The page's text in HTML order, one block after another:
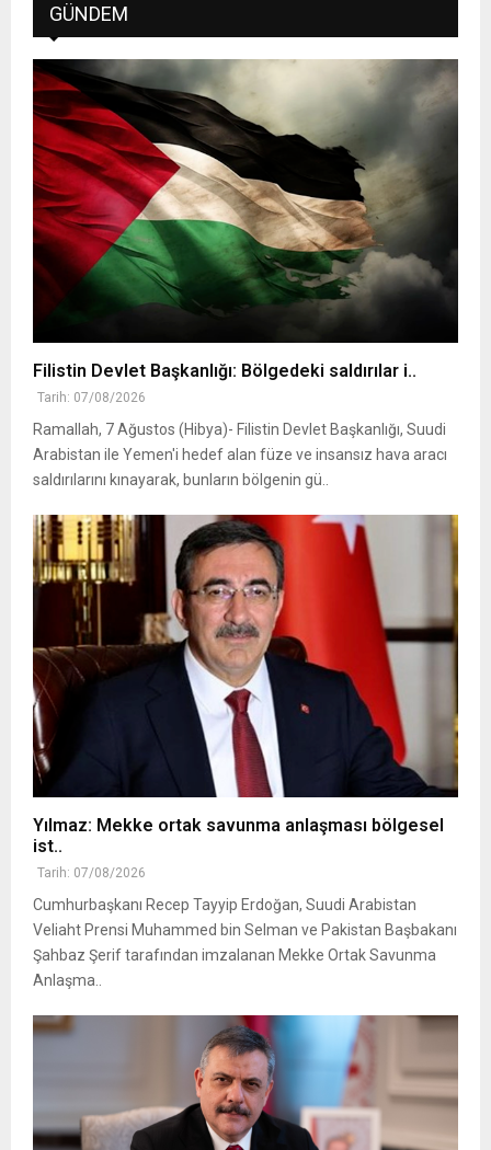
GÜNDEM
Filistin Devlet Başkanlığı: Bölgedeki saldırılar i..
Tarih: 07/08/2026
Ramallah, 7 Ağustos (Hibya)- Filistin Devlet Başkanlığı, Suudi
Arabistan ile Yemen'i hedef alan füze ve insansız hava aracı
saldırılarını kınayarak, bunların bölgenin gü..
Yılmaz: Mekke ortak savunma anlaşması bölgesel
ist..
Tarih: 07/08/2026
Cumhurbaşkanı Recep Tayyip Erdoğan, Suudi Arabistan
Veliaht Prensi Muhammed bin Selman ve Pakistan Başbakanı
Şahbaz Şerif tarafından imzalanan Mekke Ortak Savunma
Anlaşma..